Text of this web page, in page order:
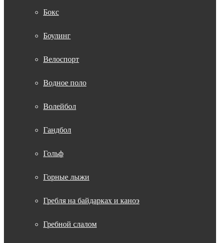
Бокс
Боулинг
Велоспорт
Водное поло
Волейбол
Гандбол
Гольф
Горные лыжи
Гребля на байдарках и каноэ
Гребной слалом